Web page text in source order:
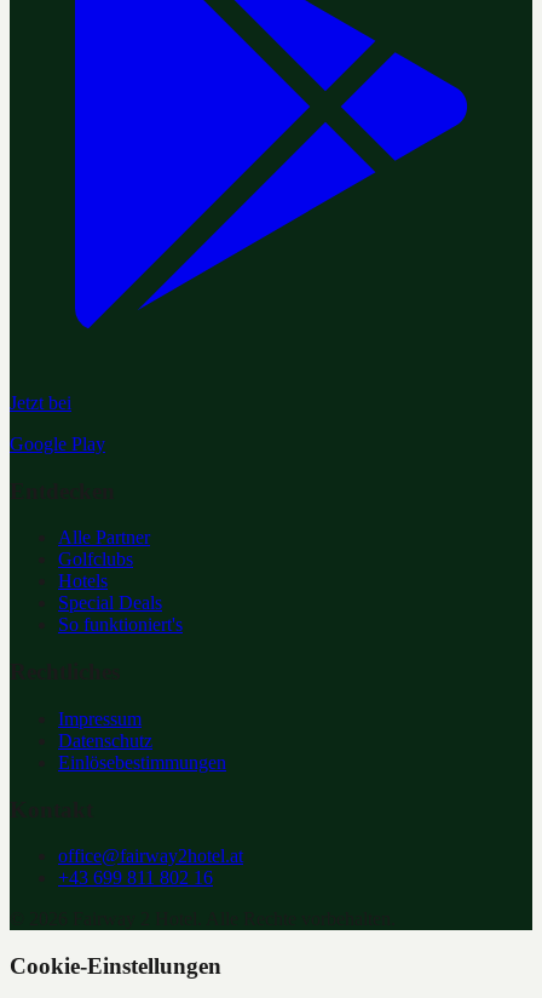
Jetzt bei
Google Play
Alle Partner
Golfclubs
Hotels
Special Deals
So funktioniert's
Impressum
Datenschutz
Einlösebestimmungen
office@fairway2hotel.at
+43 699 811 802 16
Cookie-Einstellungen